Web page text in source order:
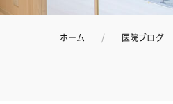
ホーム 医院ブログ